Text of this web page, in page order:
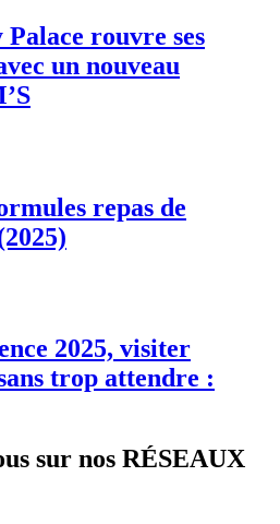
rouvre ses
un nouveau
repas de
2025, visiter
trop attendre :
sur nos RÉSEAUX